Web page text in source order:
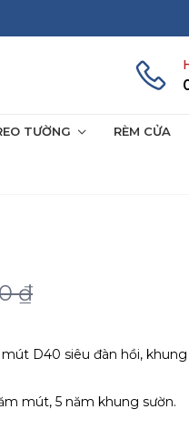
TƯỜNG RÈM CỬA
₫
D40 siêu đàn hồi, khung
mút, 5 năm khung sườn.